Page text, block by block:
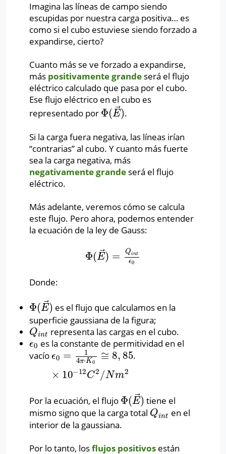
Imagina las líneas de campo siendo
escupidas por nuestra carga positiva… es
como si el cubo estuviese siendo forzado a
expandirse, cierto?
Cuanto más se ve forzado a expandirse,
más positivamente grande será el flujo
eléctrico calculado que pasa por el cubo.
Ese flujo eléctrico en el cubo es
representado por Φ(E⃗)
Φ(E→).
Si la carga fuera negativa, las líneas irían
“contrarias” al cubo. Y cuanto más fuerte
sea la carga negativa, más
negativamente grande será el flujo
eléctrico.
Más adelante, veremos cómo se calcula
este flujo. Pero ahora, podemos entender
la ecuación de la ley de Gauss:
Φ(E⃗
) = Qint
ϵ0
Φ(E→) =Q ntϵ0
Donde:
Φ(E⃗)
Φ(E→) es el flujo que calculamos en la
superficie gaussiana de la figura;
Qint
Qint representa las cargas en el cubo.
ϵ0
ϵ0 es la constante de permitividad en el
vacío ϵ0 =
1
4π⋅K0
≅ 8, 85
× 10−12C2 /Nm2
ϵ0 =1 π⋅K0≅ 8,85× 10−.
Por la ecuación, el flujo Φ(E⃗)
Φ(E→) tiene el
mismo signo que la carga total Qint
Qint en el
interior de la gaussiana.
Por lo tanto, losflujos positivos están